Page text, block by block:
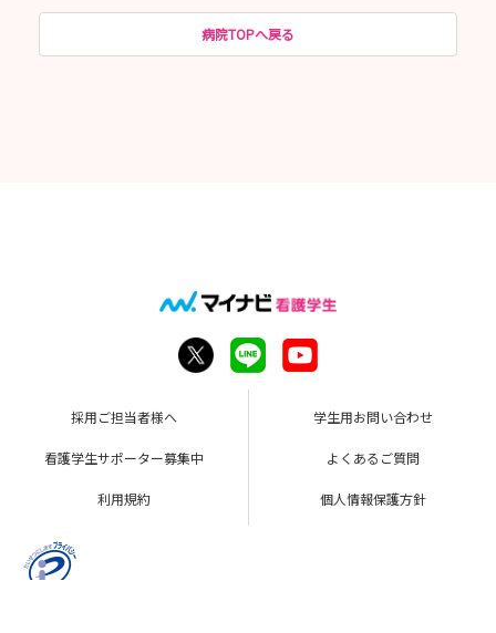
病院TOPへ戻る
採用ご担当者様へ 学生用お問い合わせ
看護学生サポーター募集中 よくあるご質問
利用規約 個人情報保護方針